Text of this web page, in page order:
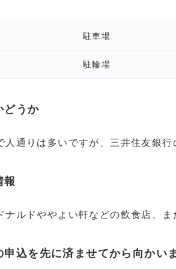
駐車場
駐輪場
どうか
人通りは多いですが、三井住友銀
報
ナルドややよい軒などの飲食店、
申込を先に済ませてから向かい